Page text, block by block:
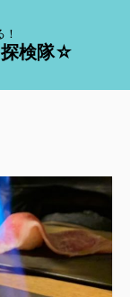
検隊☆